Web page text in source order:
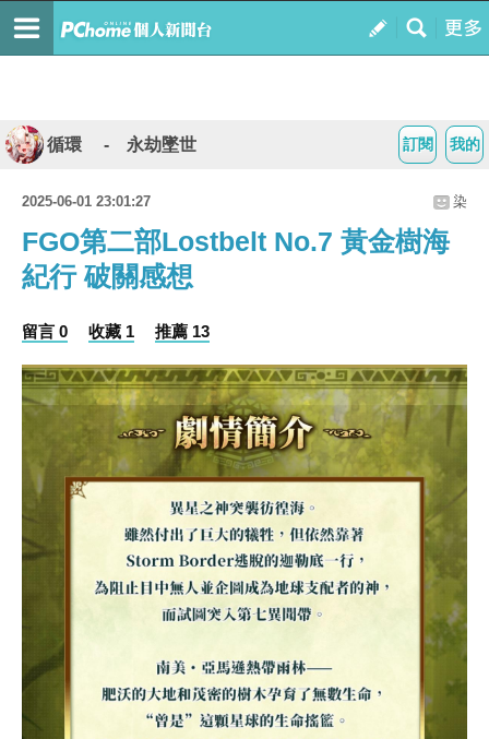
我的
訂閱
循環 - 永劫墜世
2025-06-01 23:01:27 染
FGO第二部Lostbelt No.7 黃金樹海
紀行 破關感想
留言 0 收藏 1 推薦 13